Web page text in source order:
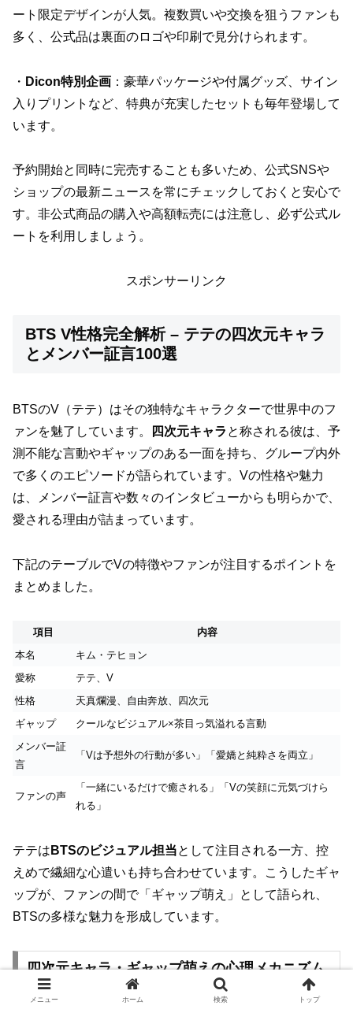
ート限定デザインが人気。複数買いや交換を狙うファンも
多く、公式品は裏面のロゴや印刷で見分けられます。
・ Dicon特別企画 ：豪華パッケージや付属グッズ、サイン
入りプリントなど、特典が充実したセットも毎年登場して
います。
予約開始と同時に完売することも多いため、公式SNSや
ショップの最新ニュースを常にチェックしておくと安心で
す。非公式商品の購入や高額転売には注意し、必ず公式ル
ートを利用しましょう。
スポンサーリンク
BTS V性格完全解析 – テテの四次元キャラ
とメンバー証言100選
BTSのV（テテ）はその独特なキャラクターで世界中のフ
ァンを魅了しています。
四次元キャラ と称される彼は、予
測不能な言動やギャップのある一面を持ち、グループ内外
で多くのエピソードが語られています。Vの性格や魅力
は、メンバー証言や数々のインタビューからも明らかで、
愛される理由が詰まっています。
下記のテーブルでVの特徴やファンが注目するポイントを
まとめました。
項目
内容
本名
キム・テヒョン
愛称
テテ、V
性格
天真爛漫、自由奔放、四次元
ギャップ
クールなビジュアル×茶目っ気溢れる言動
メンバー証
言
「Vは予想外の行動が多い」「愛嬌と純粋さを両立」
ファンの声
「一緒にいるだけで癒される」「Vの笑顔に元気づけら
れる」
テテは BTSのビジュアル担当として注目される一方、控
えめで繊細な心遣いも持ち合わせています。こうしたギャ
ップが、ファンの間で「ギャップ萌え」として語られ、
BTSの多様な魅力を形成しています。
四次元キャラ・ギャップ萌えの心理メカニズム
とエピソード集
メニュー ホーム 検索 トップ